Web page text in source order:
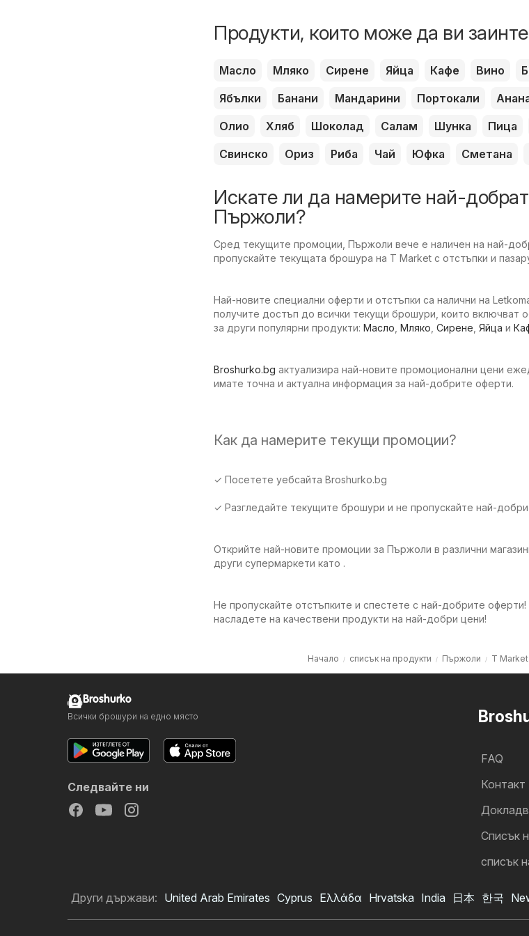
Продукти, които може да ви
Масло Мляко Сирене Яйца Кафе Вино
Ябълки
Банани Мандарини Портокали
Олио
Хляб Шоколад Салам Шунка Пица
Свинско
Ориз Риба Чай Юфка Сметана
Искате ли да намерите най-
Пържоли?
Сред текущите промоции, Пържоли вече е наличен на най-
пропускайте текущата брошура на T Market с отстъпки и
Най-новите специални оферти и отстъпки са налични на
получите достъп до всички текущи брошури, които включват
за други популярни продукти: Масло Мляко Сирене Яйца и
Broshurko.bg актуализира най-новите промоционални цени
имате точна и актуална информация за най-добрите оферти.
Как да намерите текущи промоции?
✓ Посетете уебсайта Broshurko.bg
✓ Разгледайте текущите брошури и не пропускайте най-
Открийте най-новите промоции за Пържоли в различни
други супермаркети като .
Не пропускайте отстъпките и спестете с най-добрите оферти!
насладете на качествени продукти на най-добри цени!
Начало списък на продукти Пържоли T
FAQ
Контакт
Cписък
списък
Broshurko
Всички брошури на едно място
Следвайте ни
Други държави: United Arab Emirates Cyprus Ελλάδα Hrvatska India 日本 한국